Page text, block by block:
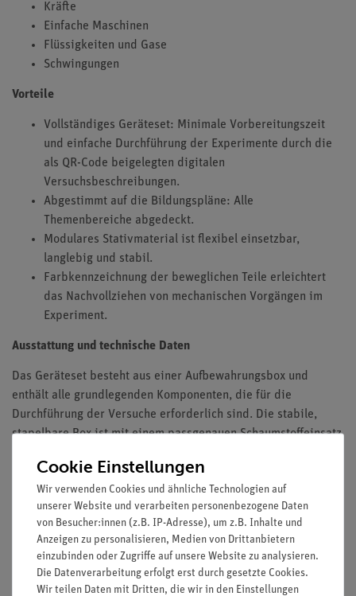
Kräfte
Einfache Maschinen
Flüssigkeiten und Gase
Schwingungen
Vorteile
Vollständiges Geräteset: Minimale Vorbereitungszeit
und einfache Durchführung der Experimente durch die
als QR-Code beigelegten digitalen
Versuchsbeschreibungen.
Abgestimmt auf die Bildungspläne: Alle
Themenbereiche abgedeckt.
Modulares Stativmaterial ist flexibel einsetzbar,
langlebig und stabil.
Farbkennzeichnung der beweglichen Teile erleichtert
das Nachvollziehen von mechanischen Vorgängen im
Experiment.
Ausstattung und technische Daten
Das Geräteset besteht aus einer Aufbewahrungsbox und
enthält alle grundlegenden Komponenten, die für die
Durchführung der Versuche erforderlich sind. Die stabile,
stapelbare Box ist mit einem passgenauen Schaumstoffeinsatz
Kontrolle auf Vollständigkeit ermöglicht.
Versuche
Lieferumfang
Cookie Einstellungen
Wir verwenden Cookies und ähnliche Technologien auf
unserer Website und verarbeiten personenbezogene Daten
von Besucher:innen (z.B. IP-Adresse), um z.B. Inhalte und
Anzeigen zu personalisieren, Medien von Drittanbietern
einzubinden oder Zugriffe auf unsere Website zu analysieren.
Die Datenverarbeitung erfolgt erst durch gesetzte Cookies.
Wir teilen Daten mit Dritten, die wir in den Einstellungen